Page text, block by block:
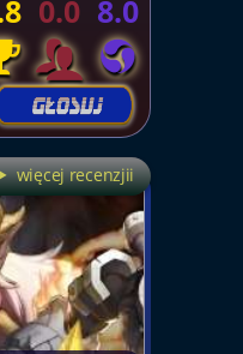
0.0 8.0
więcej recenzjii